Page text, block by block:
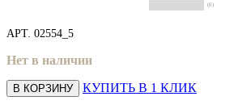
(0)
АРТ. 02554_5
Нет в наличии
В КОРЗИНУ КУПИТЬ В 1 КЛИК